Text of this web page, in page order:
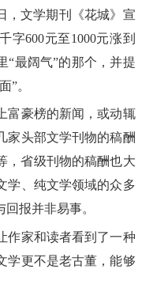
文学期刊《花城》宣
字600元至1000元涨到
“最阔气”的那个，并提
”。
豪榜的新闻，或动辄
家头部文学刊物的稿酬
，省级刊物的稿酬也大
学、纯文学领域的众多
报并非易事。
家和读者看到了一种
学更不是老古董，能够